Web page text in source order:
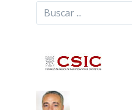
Buscar